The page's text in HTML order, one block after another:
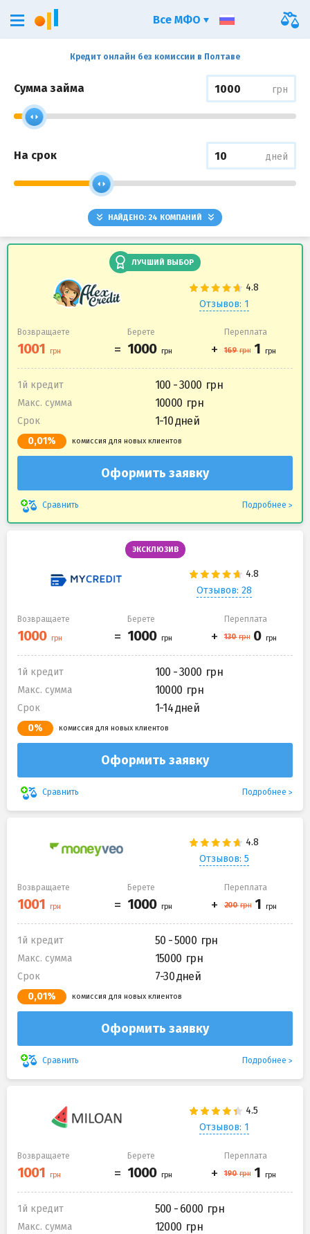
Кредит онлайн без комиссии в Полтаве
Сумма займа грн
На срок дней
НАЙДЕНО: 24 КОМПАНИЙ
ЛУЧШИЙ ВЫБОР
Отзывов: 1
Возвращаете Берете Переплата
1й кредит 100 - 3000
Макс. сумма 10000
Срок 1-10 дней
0,01% комиссия для новых клиентов
Оформить заявку
Сравнить Подробнее
ЭКСКЛЮЗИВ
Отзывов: 28
Возвращаете Берете Переплата
1й кредит 100 - 3000
Макс. сумма 10000
Срок 1-14 дней
0% комиссия для новых клиентов
Оформить заявку
Сравнить Подробнее
Отзывов: 5
Возвращаете Берете Переплата
1й кредит 50 - 5000
Макс. сумма 15000
Срок 7-30 дней
0,01% комиссия для новых клиентов
Оформить заявку
Сравнить Подробнее
Отзывов: 1
Возвращаете Берете Переплата
1й кредит 500 - 6000
Макс. сумма 12000
Все МФО